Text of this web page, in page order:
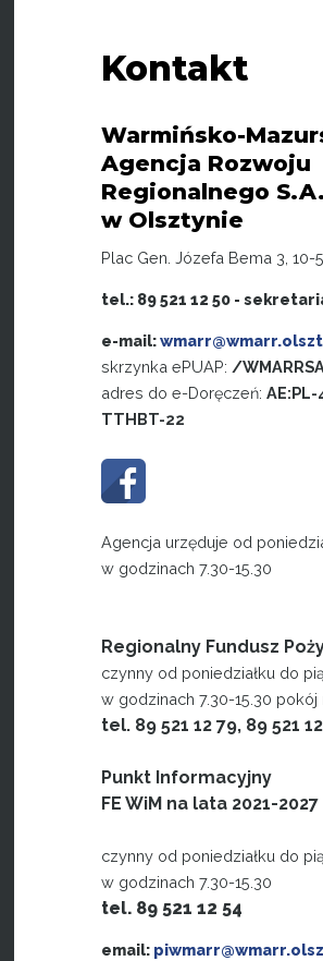
Kontakt
Warmińsko-
Agencja Rozwoju
Regionalnego S.A.
w Olsztynie
Plac Gen. Józefa Bema 3, 10-
tel.: 89 521 12 50 -
e-mail:
skrzynka ePUAP:/
adres do e-Doręczeń:AE:PL-
TTHBT-22
Agencja urzęduje od
w godzinach 7.30-15.30
Regionalny Fundusz
czynny od poniedziałku do
w godzinach 7.30-15.30 pokój
tel. 89 521 12 79, 89 521
Punkt Informacyjny
FE WiM na lata 2021-2027
czynny od poniedziałku do
w godzinach 7.30-15.30
tel. 89 521 12 54
email: